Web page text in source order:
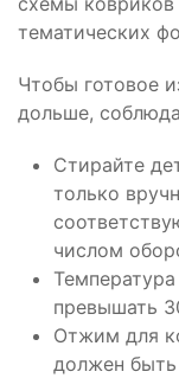
тематических
Чтобы готовое
дольше,
Стирайте
только
числом
превышать
Отжим для
должен